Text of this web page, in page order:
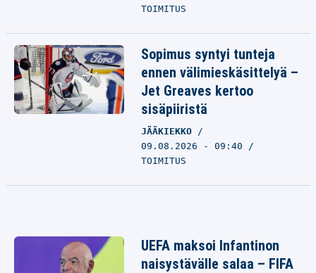
TOIMITUS
Sopimus syntyi tunteja
ennen välimieskäsittelyä –
Jet Greaves kertoo
sisäpiiristä
JÄÄKIEKKO
09.08.2026 - 09:40
TOIMITUS
UEFA maksoi Infantinon
naisystävälle salaa – FIFA